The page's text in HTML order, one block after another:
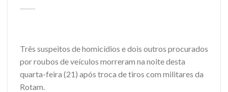
Três suspeitos de homicídios e dois outros procurados
por roubos de veículos morreram na noite desta
quarta-feira (21) após troca de tiros com militares da
Rotam.